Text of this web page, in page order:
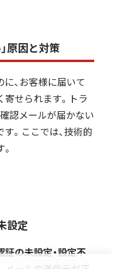
原因と対策
、お客様に届いて
寄せられます。トラ
認メールが届かない
。ここでは、技術的
設定
証の未設定・設定不